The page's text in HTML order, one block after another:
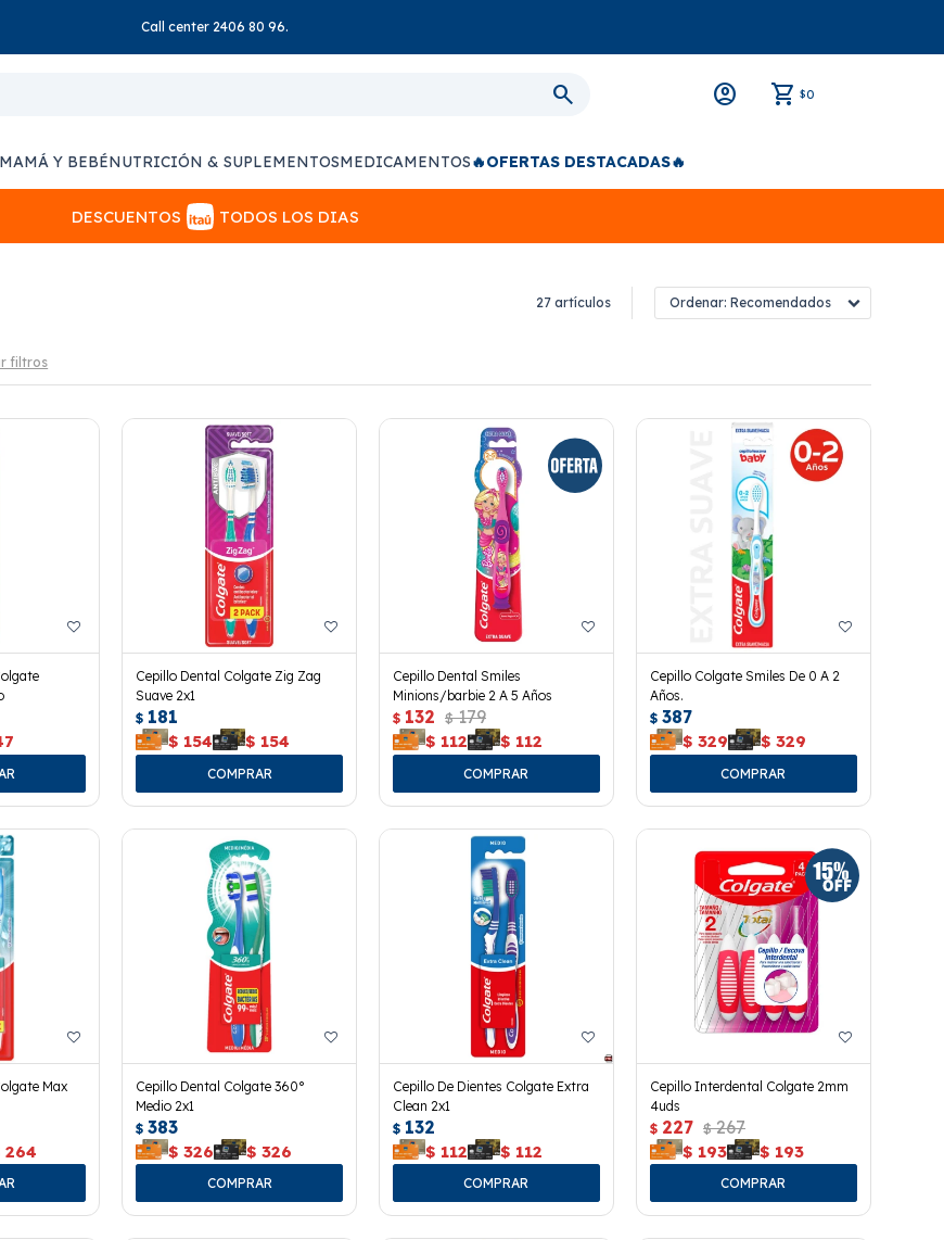
Call center 2406 80 96.
$0
MAMÁ Y BEBÉNUTRICIÓN & SUPLEMENTOSMEDICAMENTOS🔥OFERTAS DESTACADAS🔥
DESCUENTOS TODOS LOS DIAS
27 artículos Recomendados
filtros
Cepillo Dental Colgate Zig Zag
Suave 2x1
$ 181
$ 154 $ 154
Cepillo Dental Smiles
Minions/barbie 2 A 5 Años
$ 132 $ 179
$ 112 $ 112
Cepillo Colgate Smiles De 0 A 2
Años.
$ 387
$ 329 $ 329
Max
264
Cepillo Dental Colgate 360°
Medio 2x1
$ 383
$ 326 $ 326
Cepillo De Dientes Colgate Extra
Clean 2x1
$ 132
$ 112 $ 112
Cepillo Interdental Colgate 2mm
4uds
$ 227 $ 267
$ 193 $ 193